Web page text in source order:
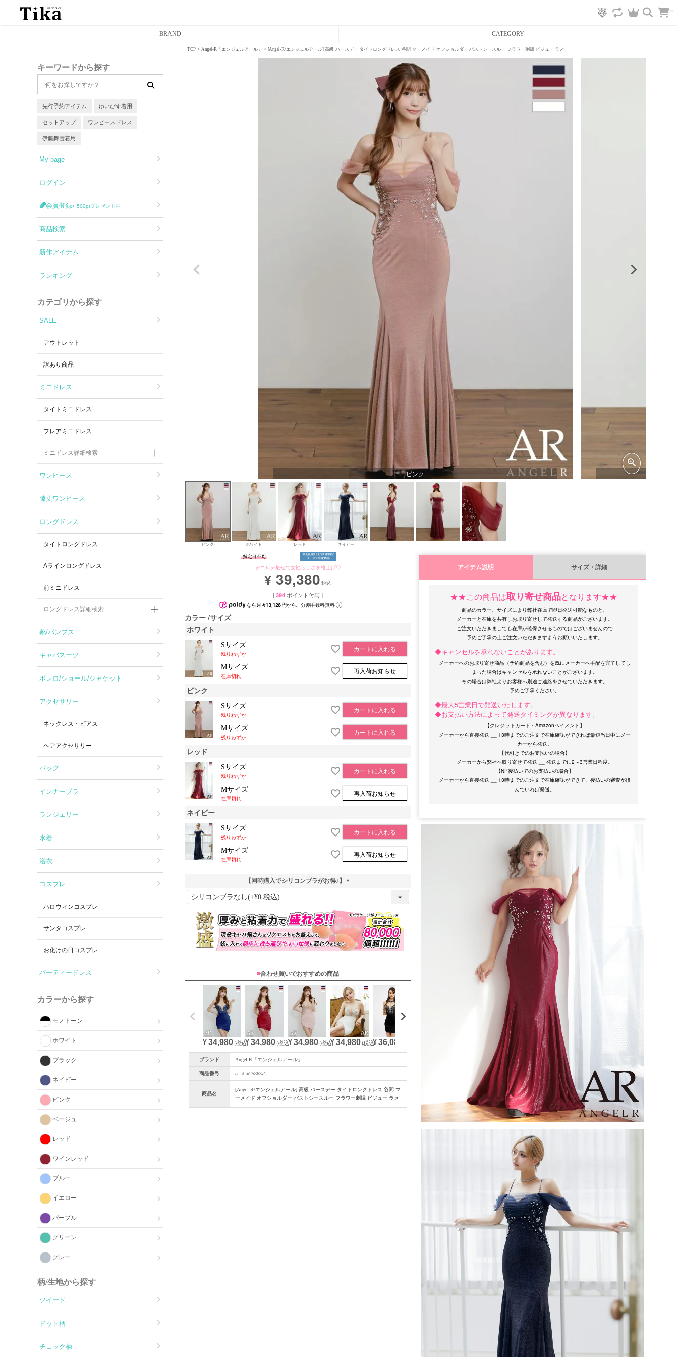
BRAND
OriginalBrand
CATEGORY
フレアミニドレス
タイトロングドレス
Aラインロングドレス
バースデードレス
キーワードから探す
先行予約アイテム ゆいぴす着用
セットアップ ワンピースドレス
伊藤舞雪着用
My page
ログイン
会員登録< 500ptプレゼント中
商品検索
新作アイテム
ランキング
カテゴリから探す
SALE
アウトレット
訳あり商品
ミニドレス
タイトミニドレス
フレアミニドレス
ミニドレス詳細検索
ワンピース
膝丈ワンピース
ロングドレス
タイトロングドレス
Aラインロングドレス
前ミニドレス
ロングドレス詳細検索
靴/パンプス
キャバスーツ
ボレロ/ショール/ジャケット
アクセサリー
ネックレス・ピアス
ヘアアクセサリー
バッグ
インナーブラ
ランジェリー
水着
浴衣
コスプレ
ハロウィンコスプレ
サンタコスプレ
お化けの日コスプレ
パーティードレス
カラーから探す
モノトーン
ホワイト
ブラック
ネイビー
ピンク
ベージュ
レッド
ワインレッド
ブルー
イエロー
パープル
グリーン
グレー
柄/生地から探す
ツイード
ドット柄
チェック柄
TOP Angel-R「エンジェルアール」 [Angel-R/エンジェルアール] 高級 バースデー タイトロングドレス 谷間 マーメイド オフショルダー バストシースルー フラワー刺繍 ビジュー ラメ
ピンク
ピンク ホワイト レッド ネイビー
デコルテ魅せで女性らしさを格上げ♡
¥ 39,380 税込
[394 ポイント付与 ]
なら 月々13,126円から。分割手数料無料
カラー サイズ
ホワイト
Sサイズ
残りわずか
カートに入れる
Mサイズ
在庫切れ
再入荷お知らせ
ピンク
Sサイズ
残りわずか
カートに入れる
Mサイズ
残りわずか
カートに入れる
レッド
Sサイズ
残りわずか
カートに入れる
Mサイズ
在庫切れ
再入荷お知らせ
ネイビー
Sサイズ
残りわずか
カートに入れる
Mサイズ
在庫切れ
再入荷お知らせ
【同時購入でシリコンブラがお得♪】
(
須
■合わせ買いでおすすめの商品
¥34,980(税込)
¥ 34,980(税込)¥34,980 (税込)¥34,980 (税込)¥36,080 36,080 (税込)¥ 36,080 (税込)
¥ 34,980
ブランド Angel-R「エンジェルアール」
商品番号 ar-ld-ar25863z1
商品名
[Angel-R/エンジェルアール] 高級 バースデー タイトロングドレス 谷間 マ
ーメイド オフショルダー バストシースルー フラワー刺繍 ビジュー ラメ
アイテム説明 サイズ・詳細
★★この商品は取り寄せ商品となります★★
商品のカラー、サイズにより弊社在庫で即日発送可能なものと、
メーカーと在庫を共有しお取り寄せして発送する商品がございます。
ご注文いただきましても在庫が確保させるものではございませんので
◆キャンセルを承れないことがあります。
メーカーへのお取り寄せ商品（予約商品を含む）を既にメーカーへ手配を完了してし
まった場合はキャンセルを承れないことがございます。
その場合は弊社よりお客様へ別途ご連絡をさせていただきます。
◆最大5営業日で発送いたします。
◆お支払い方法によって発送タイミングが異なります。
【クレジットカード・Amazonペイメント】
メーカーから直接発送 __ 13時までのご注文で在庫確認ができれば最短当日中にメー
カーから発送。
【代引きでのお支払いの場合】
メーカーから弊社へ取り寄せて発送 __ 発送までに2～3営業日程度。
【NP後払いでのお支払いの場合】
メーカーから直接発送 __ 13時までのご注文で在庫確認ができて、後払いの審査が済